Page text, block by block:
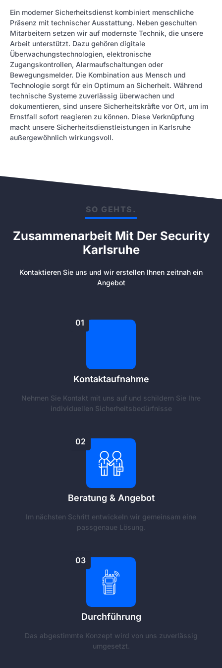
Ein moderner Sicherheitsdienst kombiniert menschliche
Präsenz mit technischer Ausstattung. Neben geschulten
Mitarbeitern setzen wir auf modernste Technik, die unsere
Arbeit unterstützt. Dazu gehören digitale
Überwachungstechnologien, elektronische
Zugangskontrollen, Alarmaufschaltungen oder
Bewegungsmelder. Die Kombination aus Mensch und
Technologie sorgt für ein Optimum an Sicherheit. Während
technische Systeme zuverlässig überwachen und
dokumentieren, sind unsere Sicherheitskräfte vor Ort, um im
Ernstfall sofort reagieren zu können. Diese Verknüpfung
macht unsere Sicherheitsdienstleistungen in Karlsruhe
außergewöhnlich wirkungsvoll.
SO GEHTS.
Zusammenarbeit Mit Der Security
Karlsruhe
Kontaktieren Sie uns und wir erstellen Ihnen zeitnah ein
Angebot
01
Kontaktaufnahme
Nehmen Sie Kontakt mit uns auf und schildern Sie Ihre
individuellen Sicherheitsbedürfnisse
02
Beratung & Angebot
Im nächsten Schritt entwickeln wir gemeinsam eine
passgenaue Lösung.
03
Durchführung
Das abgestimmte Konzept wird von uns zuverlässig
umgesetzt.